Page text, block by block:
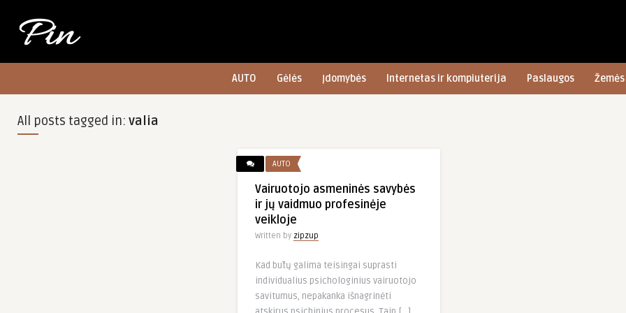
AUTO Gėlės Įdomybės Internetas ir kompiuterija Paslaugos
All posts tagged in: valia
AUTO
Vairuotojo asmeninės savybės
ir jų vaidmuo profesinėje
veikloje
Written by zipzup
Kad būtų galima teisingai suprasti
individualius psichologinius vairuotojo
savitumus, nepakanka išnagrinėti